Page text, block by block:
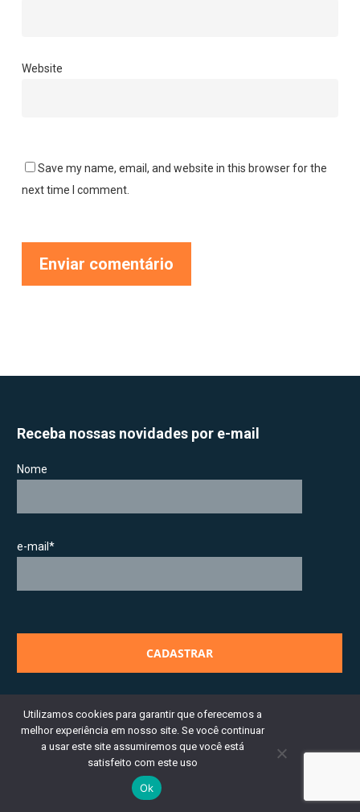
Website
Save my name, email, and website in this browser for the
next time I comment.
Receba nossas novidades por e-mail
Nome
e-mail*
Utilizamos cookies para garantir que oferecemos a
melhor experiência em nosso site. Se você continuar
a usar este site assumiremos que você está
satisfeito com este uso
Ok